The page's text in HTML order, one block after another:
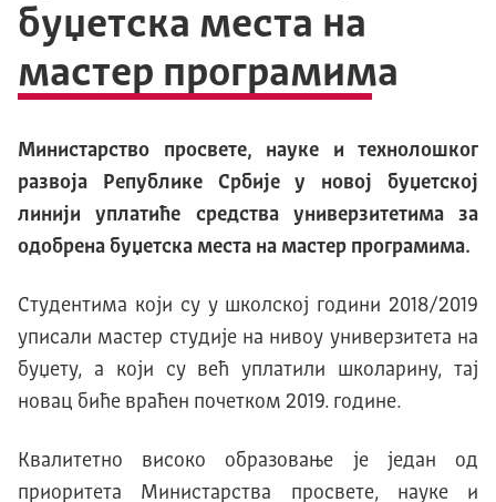
буџетска места на
мастер програмима
Министарство просвете, науке и технолошког
развоја Републике Србије у новој буџетској
линији уплатиће средства универзитетима за
одобрена буџетска места на мастер програмима.
Студентима који су у школској години 2018/2019
уписали мастер студије на нивоу универзитета на
буџету, а који су већ уплатили школарину, тај
новац биће враћен почетком 2019. године.
Квалитетно високо образовање је један од
приоритета Министарства просвете, науке и